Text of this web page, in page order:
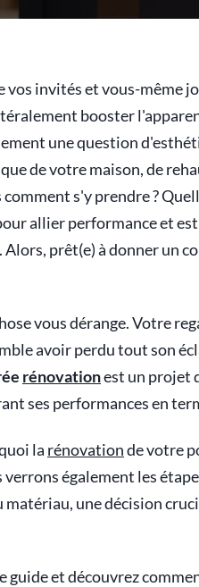
invités et vous-même
booster
une question
de votre maison, de
s'y prendre ?
allier performance et
prêt(e) à donner un
vous dérange. Votre
avoir perdu tout son
rénovationest un projet
ses performances en
la rénovationde votre
également les
matériau, une décision
guide et découvrez